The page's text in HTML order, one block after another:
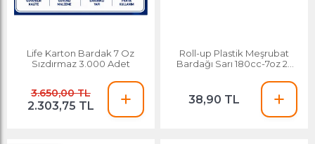
Life Karton Bardak 7 Oz
Sızdırmaz 3.000 Adet
3.650,00 TL
2.303,75 TL
Roll-up Plastik Meşrubat
Bardağı Sarı 180cc-7oz 25
38,90 TL